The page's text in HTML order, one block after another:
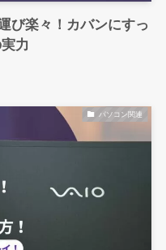
び楽々！カバンにすっ
力
パソコン関連